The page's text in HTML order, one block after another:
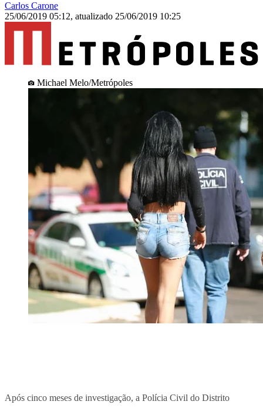
Carlos Carone
25/06/2019 05:12, atualizado 25/06/2019 10:25
Michael Melo/Metrópoles
Após cinco meses de investigação, a Polícia Civil do Distrito